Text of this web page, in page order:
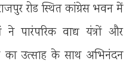
रोड स्थित कांग्रेस भवन में
ने पारंपरिक वाद्य यंत्रों और
का उत्साह के साथ अभिनंदन